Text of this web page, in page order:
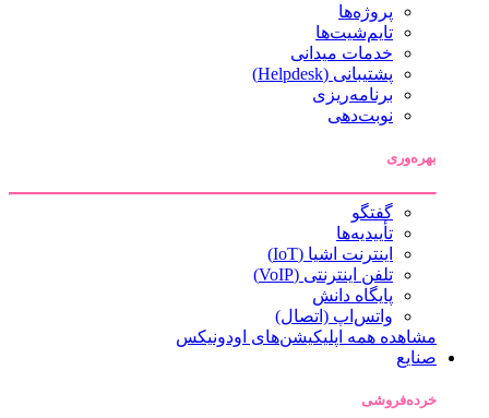
پروژه‌ها
تایم‌شیت‌ها
خدمات میدانی
پشتیبانی (Helpdesk)
برنامه‌ریزی
نوبت‌دهی
بهره‌وری
گفتگو
تأییدیه‌ها
اینترنت اشیا (IoT)
تلفن اینترنتی (VoIP)
پایگاه دانش
واتس‌اپ (اتصال)
مشاهده همه اپلیکیشن‌های اودونیکس
صنایع
خرده‌فروشی